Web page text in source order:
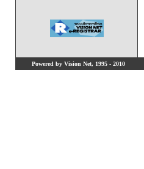
Powered by Vision Net, 1995 - 2010